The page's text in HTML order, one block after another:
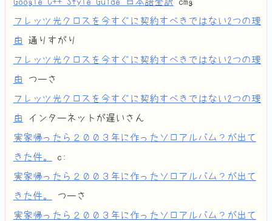
フレッツ光クロスを今すぐに契約すべきではない2つの理
由
通りすがり
フレッツ光クロスを今すぐに契約すべきではない2つの理
由
つーさ
フレッツ光クロスを今すぐに契約すべきではない2つの理
由
インターネットが遅いさん
実家帰ったら２００３年に作ったソロアルバム？が出て
きた件。
c:
実家帰ったら２００３年に作ったソロアルバム？が出て
きた件。
つーさ
実家帰ったら２００３年に作ったソロアルバム？が出て